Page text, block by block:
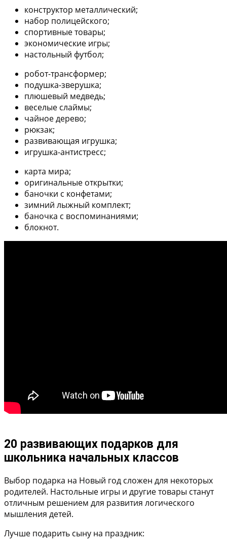
конструктор металлический;
набор полицейского;
спортивные товары;
экономические игры;
настольный футбол;
робот-трансформер;
подушка-зверушка;
плюшевый медведь;
веселые слаймы;
чайное дерево;
рюкзак;
развивающая игрушка;
игрушка-антистресс;
карта мира;
оригинальные открытки;
баночки с конфетами;
зимний лыжный комплект;
баночка с воспоминаниями;
блокнот.
20 развивающих подарков для
школьника начальных классов
Выбор подарка на Новый год сложен для некоторых
родителей. Настольные игры и другие товары станут
отличным решением для развития логического
мышления детей.
Лучше подарить сыну на праздник: